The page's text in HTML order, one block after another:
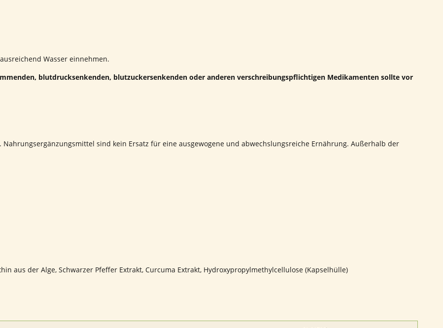
Wasser einnehmen.
blutdrucksenkenden, blutzuckersenkenden oder anderen verschreibungspflichtigen Medikamenten sollte vor
sind kein Ersatz für eine ausgewogene und abwechslungsreiche Ernährung. Außerhalb der
aus der Alge, Schwarzer Pfeffer Extrakt, Curcuma Extrakt, Hydroxypropylmethylcellulose (Kapselhülle)